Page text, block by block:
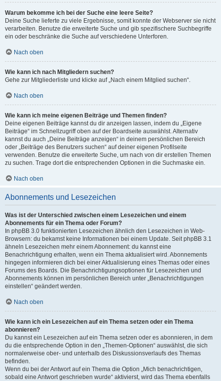
Warum bekomme ich bei der Suche eine leere Seite?
Deine Suche lieferte zu viele Ergebnisse, somit konnte der Webserver sie nicht
verarbeiten. Benutze die erweiterte Suche und gib spezifischere Suchbegriffe
ein oder beschränke die Suche auf verschiedene Unterforen.
Nach oben
Wie kann ich nach Mitgliedern suchen?
Gehe zur Mitgliederliste und klicke auf „Nach einem Mitglied suchen“.
Nach oben
Wie kann ich meine eigenen Beiträge und Themen finden?
Deine eigenen Beiträge kannst du dir anzeigen lassen, indem du „Eigene
Beiträge“ im Schnellzugriff oben auf der Boardseite auswählst. Alternativ
kannst du auch „Deine Beiträge anzeigen“ in deinem persönlichen Bereich
oder „Beiträge des Benutzers suchen“ auf deiner eigenen Profilseite
verwenden. Benutze die erweiterte Suche, um nach von dir erstellen Themen
zu suchen. Trage dort die entsprechenden Optionen in die Suchmaske ein.
Nach oben
Abonnements und Lesezeichen
Was ist der Unterschied zwischen einem Lesezeichen und einem
Abonnements für ein Thema oder Forum?
In phpBB 3.0 funktionierten Lesezeichen ähnlich den Lesezeichen in Web-
Browsern: du bekamst keine Informationen bei einem Update. Seit phpBB 3.1
ähneln Lesezeichen mehr einem Abonnement: du kannst eine
Benachrichtigung erhalten, wenn ein Thema aktualisiert wird. Abonnements
hingegen informieren dich bei einer Aktualisierung eines Themas oder eines
Forums des Boards. Die Benachrichtigungsoptionen für Lesezeichen und
Abonnements können im persönlichen Bereich unter „Benachrichtigungen
einstellen“ geändert werden.
Nach oben
Wie kann ich ein Lesezeichen auf ein Thema setzen oder ein Thema
abonnieren?
Du kannst ein Lesezeichen auf ein Thema setzen oder es abonnieren, in dem
du die entsprechende Option in den „Themen-Optionen“ auswählst, die sich
normalerweise ober- und unterhalb des Diskussionsverlaufs des Themas
befinden.
Wenn du bei der Antwort auf ein Thema die Option „Mich benachrichtigen,
sobald eine Antwort geschrieben wurde“ aktivierst, wird das Thema ebenfalls